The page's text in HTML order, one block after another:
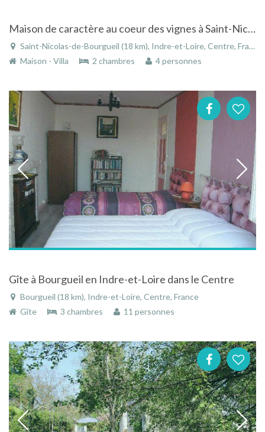
Maison de caractère au coeur des vignes à Saint-Nicolas-de-Bourgueil en Indre-et-Loire
Saint-Nicolas-de-Bourgueil (18 km), Indre-et-Loire, Centre, France
Maison - Villa
2 chambres 4 personnes
Gîte à Bourgueil en Indre-et-Loire dans le Centre
Bourgueil (18 km), Indre-et-Loire, Centre, France
Gîte
3 chambres 11 personnes